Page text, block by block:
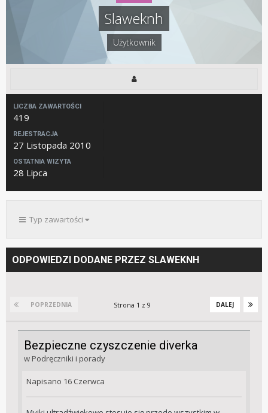
Slaweknh
Użytkownik
LICZBA ZAWARTOŚCI
419
REJESTRACJA
27 Listopada 2010
OSTATNIA WIZYTA
28 Lipca
Typ zawartości
ODPOWIEDZI DODANE PRZEZ SLAWEKNH
POPRZEDNIA DALEJ
Strona 1 z 9
Bezpieczne czyszczenie diverka
w Podręczniki i porady
Napisano 16 Czerwca